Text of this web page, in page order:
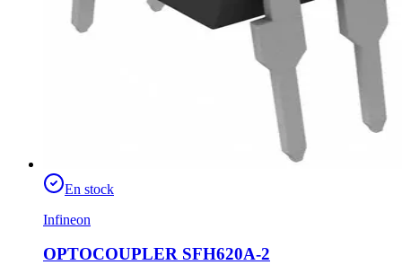
En stock
Infineon
OPTOCOUPLER SFH620A-2